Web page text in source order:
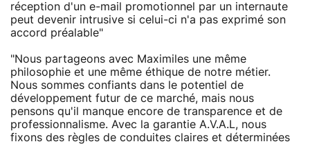
réception d'un e-mail promotionnel par un internaute
peut devenir intrusive si celui-ci n'a pas exprimé son
accord préalable"
"Nous partageons avec Maximiles une même
philosophie et une même éthique de notre métier.
Nous sommes confiants dans le potentiel de
développement futur de ce marché, mais nous
pensons qu'il manque encore de transparence et de
professionnalisme. Avec la garantie A.V.A.L, nous
fixons des règles de conduites claires et déterminées